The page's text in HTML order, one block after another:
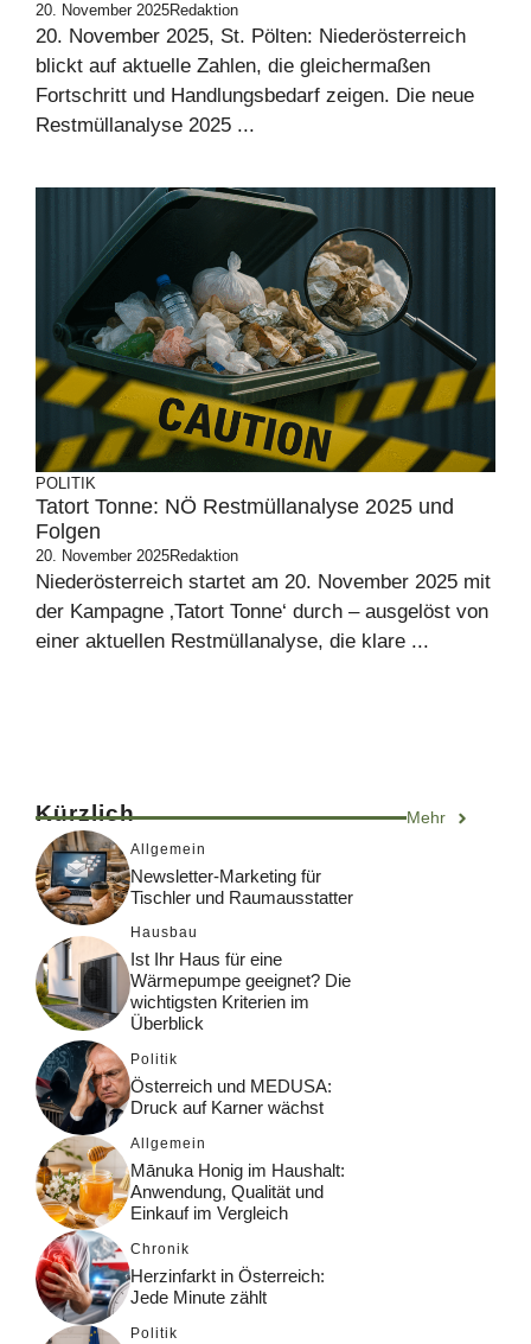
20. November 2025Redaktion
20. November 2025, St. Pölten: Niederösterreich
blickt auf aktuelle Zahlen, die gleichermaßen
Fortschritt und Handlungsbedarf zeigen. Die neue
Restmüllanalyse 2025 ...
POLITIK
Tatort Tonne: NÖ Restmüllanalyse 2025 und
Folgen
20. November 2025Redaktion
Niederösterreich startet am 20. November 2025 mit
der Kampagne ‚Tatort Tonne‘ durch – ausgelöst von
einer aktuellen Restmüllanalyse, die klare ...
Kürzlich Mehr
Allgemein
Newsletter-Marketing für
Tischler und Raumausstatter
Hausbau
Ist Ihr Haus für eine
Wärmepumpe geeignet? Die
wichtigsten Kriterien im
Überblick
Politik
Österreich und MEDUSA:
Druck auf Karner wächst
Allgemein
Mānuka Honig im Haushalt:
Anwendung, Qualität und
Einkauf im Vergleich
Chronik
Herzinfarkt in Österreich:
Jede Minute zählt
Politik